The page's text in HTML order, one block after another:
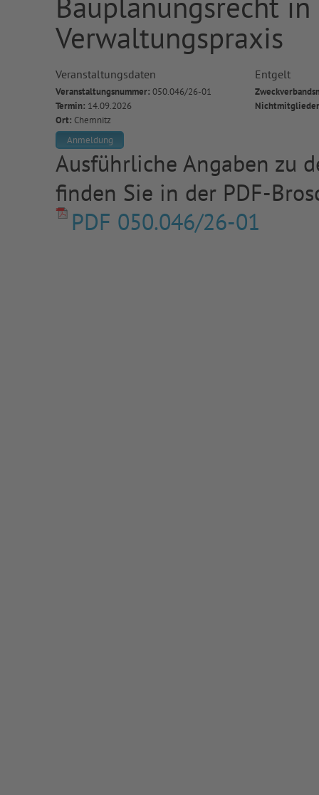
Verwaltungspraxis
Veranstaltungsdaten
Veranstaltungsnummer: 050.046/26-01
Termin: 14.09.2026
Ort: Chemnitz
Anmeldung
Entgelt
Ausführliche Angaben zu
finden Sie in der PDF-
PDF 050.046/26-01